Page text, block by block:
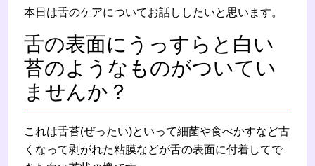
本日は舌のケアについてお話ししたいと思います。
舌の表面にうっすらと白い
苔のようなものがついてい
ませんか？
これは舌苔(ぜったい)といって細菌や食べかすなど古
くなって剥がれた粘膜などが舌の表面に付着してで